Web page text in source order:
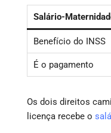
Salário-
Benefício do INSS
É o pagamento
Os dois direitos
licença recebe o